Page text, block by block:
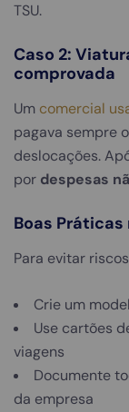
TSU.
Caso 2:
comprovada
Um comercial
pagava sempre
deslocações.
por despesas
Boas
Para evitar
Crie um
Use cartões
viagens
Documente
da empresa